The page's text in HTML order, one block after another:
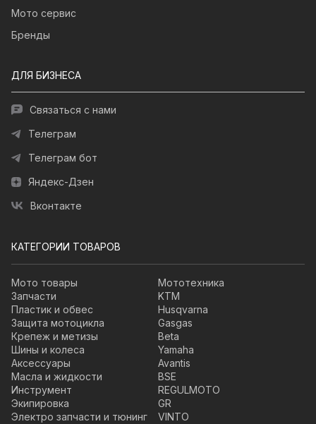
Мото сервис
Бренды
ДЛЯ БИЗНЕСА
Связаться с нами
Телеграм
Телеграм бот
Яндекс-Дзен
Вконтакте
КАТЕГОРИИ ТОВАРОВ
Мото товары
Запчасти
Пластик и обвес
Защита мотоцикла
Крепеж и метизы
Шины и колеса
Аксессуары
Масла и жидкости
Инструмент
Экипировка
Электро запчасти и тюнинг
Мототехника
KTM
Husqvarna
Gasgas
Beta
Yamaha
Avantis
BSE
REGULMOTO
GR
VINTO